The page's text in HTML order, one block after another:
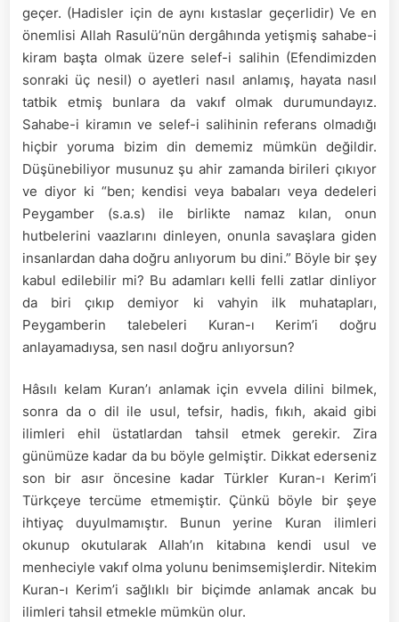
geçer. (Hadisler için de aynı kıstaslar geçerlidir) Ve en
önemlisi Allah Rasulü’nün dergâhında yetişmiş sahabe-i
kiram başta olmak üzere selef-i salihin (Efendimizden
sonraki üç nesil) o ayetleri nasıl anlamış, hayata nasıl
tatbik etmiş bunlara da vakıf olmak durumundayız.
Sahabe-i kiramın ve selef-i salihinin referans olmadığı
hiçbir yoruma bizim din dememiz mümkün değildir.
Düşünebiliyor musunuz şu ahir zamanda birileri çıkıyor
ve diyor ki “ben; kendisi veya babaları veya dedeleri
Peygamber (s.a.s) ile birlikte namaz kılan, onun
hutbelerini vaazlarını dinleyen, onunla savaşlara giden
insanlardan daha doğru anlıyorum bu dini.” Böyle bir şey
kabul edilebilir mi? Bu adamları kelli felli zatlar dinliyor
da biri çıkıp demiyor ki vahyin ilk muhatapları,
Peygamberin talebeleri Kuran-ı Kerim’i doğru
anlayamadıysa, sen nasıl doğru anlıyorsun?
Hâsılı kelam Kuran’ı anlamak için evvela dilini bilmek,
sonra da o dil ile usul, tefsir, hadis, fıkıh, akaid gibi
ilimleri ehil üstatlardan tahsil etmek gerekir. Zira
günümüze kadar da bu böyle gelmiştir. Dikkat ederseniz
son bir asır öncesine kadar Türkler Kuran-ı Kerim’i
Türkçeye tercüme etmemiştir. Çünkü böyle bir şeye
ihtiyaç duyulmamıştır. Bunun yerine Kuran ilimleri
okunup okutularak Allah’ın kitabına kendi usul ve
menheciyle vakıf olma yolunu benimsemişlerdir. Nitekim
Kuran-ı Kerim’i sağlıklı bir biçimde anlamak ancak bu
ilimleri tahsil etmekle mümkün olur.